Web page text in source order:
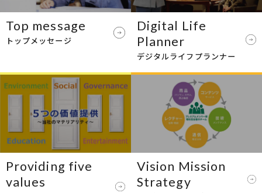
Top message
トップメッセージ
Digital Life
Planner
デジタルライフプランナー
Providing five
values
Vision Mission
Strategy